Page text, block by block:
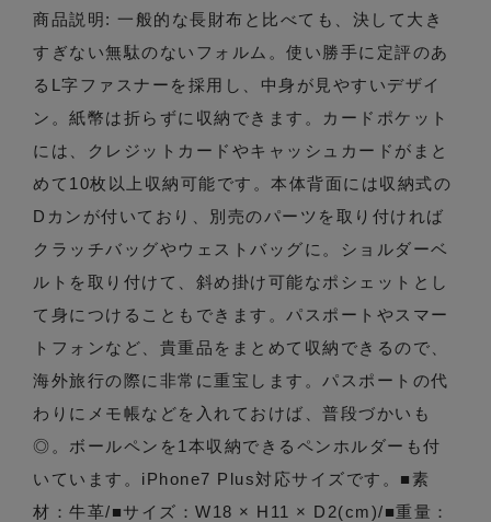
商品説明: 一般的な長財布と比べても、決して大き
すぎない無駄のないフォルム。使い勝手に定評のあ
るL字ファスナーを採用し、中身が見やすいデザイ
ン。紙幣は折らずに収納できます。カードポケット
には、クレジットカードやキャッシュカードがまと
めて10枚以上収納可能です。本体背面には収納式の
Dカンが付いており、別売のパーツを取り付ければ
クラッチバッグやウェストバッグに。ショルダーベ
ルトを取り付けて、斜め掛け可能なポシェットとし
て身につけることもできます。パスポートやスマー
トフォンなど、貴重品をまとめて収納できるので、
海外旅行の際に非常に重宝します。パスポートの代
わりにメモ帳などを入れておけば、普段づかいも
◎。ボールペンを1本収納できるペンホルダーも付
いています。iPhone7 Plus対応サイズです。■素
材：牛革/■サイズ：W18 × H11 × D2(cm)/■重量：